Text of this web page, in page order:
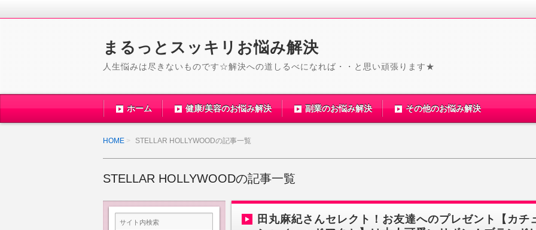
まるっとスッキリお悩み解決
人生悩みは尽きないものです☆解決への道しるべになれば・・と思い頑張ります★
ホーム 健康/美容のお悩み解決 副業のお悩み解決 その他のお悩み解決
HOME STELLAR HOLLYWOODの記事一覧
STELLAR HOLLYWOODの記事一覧
田丸麻紀さんセレクト！お友達へのプレゼント【カチ